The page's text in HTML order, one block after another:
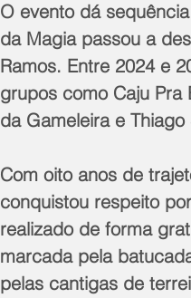
O evento dá
da Magia passou a
Ramos. Entre 2024 e
grupos como Caju Pra
da Gameleira e Thiago
Com oito anos de
conquistou respeito
realizado de forma
marcada pela
pelas cantigas de